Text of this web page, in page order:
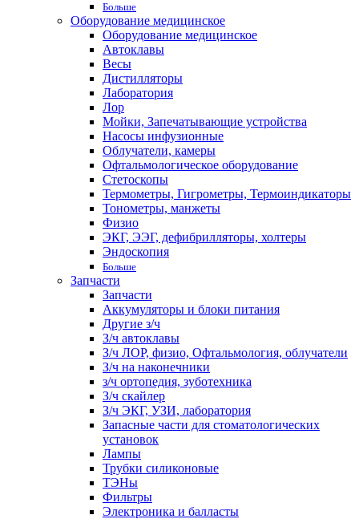
Больше
Оборудование медицинское
Оборудование медицинское
Автоклавы
Весы
Дистилляторы
Лаборатория
Лор
Мойки, Запечатывающие устройства
Насосы инфузионные
Облучатели, камеры
Офтальмологическое оборудование
Стетоскопы
Термометры, Гигрометры, Термоиндикаторы
Тонометры, манжеты
Физио
ЭКГ, ЭЭГ, дефибрилляторы, холтеры
Эндоскопия
Больше
Запчасти
Запчасти
Аккумуляторы и блоки питания
Другие з/ч
З/ч автоклавы
З/ч ЛОР, физио, Офтальмология, облучатели
З/ч на наконечники
з/ч ортопедия, зуботехника
З/ч скайлер
З/ч ЭКГ, УЗИ, лаборатория
Запасные части для стоматологических
установок
Лампы
Трубки силиконовые
ТЭНы
Фильтры
Электроника и балласты